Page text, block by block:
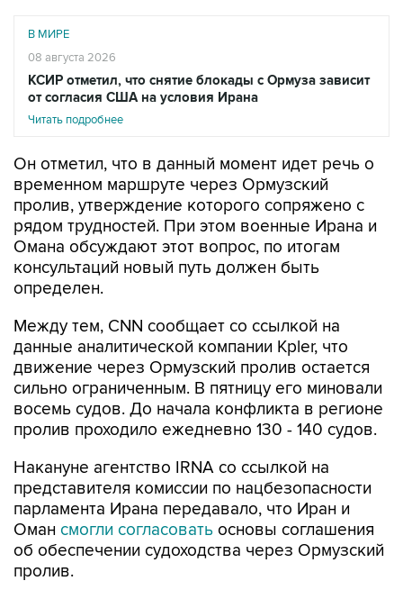
В МИРЕ
08 августа 2026
КСИР отметил, что снятие блокады с Ормуза зависит
от согласия США на условия Ирана
Читать подробнее
Он отметил, что в данный момент идет речь о
временном маршруте через Ормузский
пролив, утверждение которого сопряжено с
рядом трудностей. При этом военные Ирана и
Омана обсуждают этот вопрос, по итогам
консультаций новый путь должен быть
определен.
Между тем, CNN сообщает со ссылкой на
данные аналитической компании Kpler, что
движение через Ормузский пролив остается
сильно ограниченным. В пятницу его миновали
восемь судов. До начала конфликта в регионе
пролив проходило ежедневно 130 - 140 судов.
Накануне агентство IRNA со ссылкой на
представителя комиссии по нацбезопасности
парламента Ирана передавало, что Иран и
Оман смогли согласовать основы соглашения
об обеспечении судоходства через Ормузский
пролив.